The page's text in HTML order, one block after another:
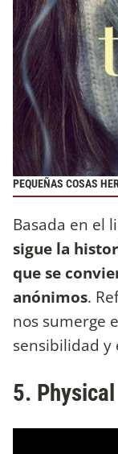
PEQUEÑAS COSAS
Basada en el
sigue la
que se
anónimos.
nos sumerge
sensibilidad y
5. Physical